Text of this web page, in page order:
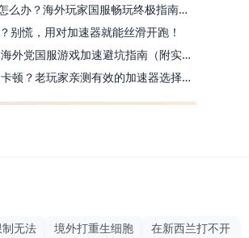
300大作战国外无法登陆怎么办？海外玩家国服畅玩终极指南（附实测推荐）
别慌，用对加速器就能丝滑开跑！
比利时怎么玩倩女幽魂？海外党国服游戏加速避坑指南（附实测推荐）
在欧洲怎么玩穿越火线不卡顿？老玩家亲测有效的加速器选择指南
无法
境外打重生细胞
在新西兰打不开